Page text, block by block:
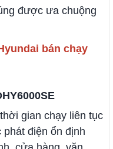
được ưa chuộng
bán chạy
gian chạy liên tục
điện ổn định